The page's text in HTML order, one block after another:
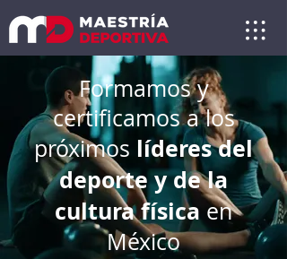
Formamos y
certificamos a los
próximos líderes del
deporte y de la
cultura física en
México